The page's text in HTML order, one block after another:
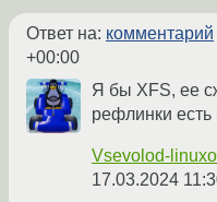
Ответ на: комментарий
+00:00
Я бы XFS, ее
рефлинки
Vsevolod-
17.03.2024